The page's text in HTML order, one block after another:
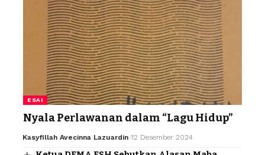
ESAI
Nyala Perlawanan dalam “Lagu Hidup”
Kasyfillah Avecinna Lazuardin 12 Desember 2024